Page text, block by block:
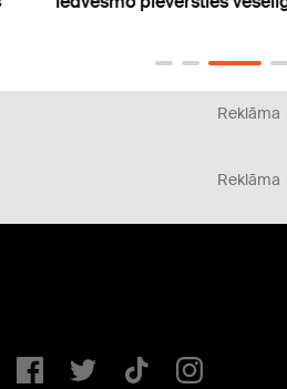
Reklāma
Reklāma